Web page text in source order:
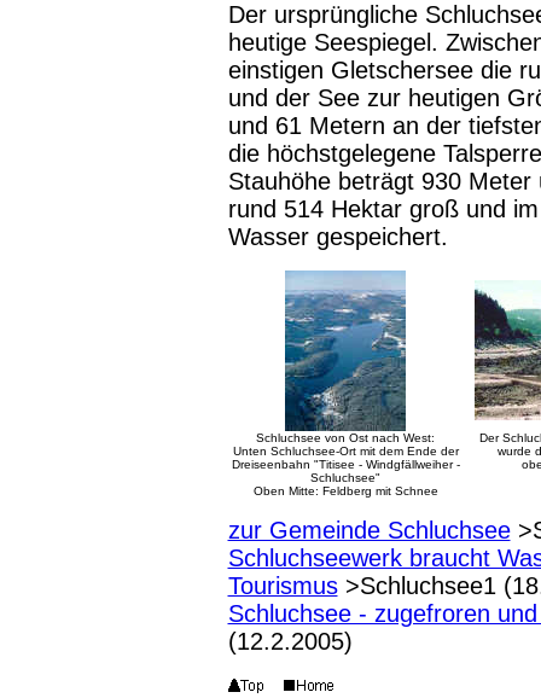
Der ursprüngliche
heutige Seespiegel.
einstigen Gletschersee die
und der See zur heutigen
und 61 Metern an der
die höchstgelegene
Stauhöhe beträgt 930
rund 514 Hektar groß und
Wasser gespeichert.
Schluchsee von Ost nach West:
Unten Schluchsee-Ort mit dem Ende der
Dreiseenbahn "Titisee - Windgfällweiher -
Schluchsee"
Oben Mitte: Feldberg mit Schnee
Der
wurde
zur Gemeinde Schluchsee
Schluchseewerk braucht
Tourismus>Schluchsee1
Schluchsee - zugefroren
(12.2.2005)